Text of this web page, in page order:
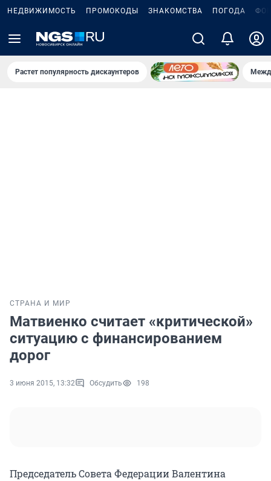
НЕДВИЖИМОСТЬ ПРОМОКОДЫ ЗНАКОМСТВА ПОГОДА
Растет популярность дискаунтеров
СТРАНА И МИР
Матвиенко считает «критической»
ситуацию с финансированием
дорог
3 июня 2015, 13:32 Обсудить 198
Председатель Совета Федерации Валентина